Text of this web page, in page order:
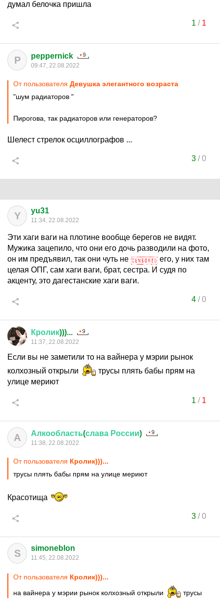
думал белочка пришла
1 / 1
P peppernick
09:47, 22.08.2022
От пользователя Девушка элегантного возраста
"шум радиаторов "
Пирогова, так радиаторов или генераторов?
Шелест стрелок осциллографов ...
3/0
Y yu31
11:34, 22.08.2022
Эти хаги ваги на плотине вообще берегов не видят.
Мужика зацепило, что они его дочь разводили на фото,
он им предъявил, так они чуть не
его, у них там
целая ОПГ, сам хаги ваги, брат, сестра. И судя по
акценту, это дагестанские хаги ваги.
4/0
Кролик)))...
11:37, 22.08.2022
Если вы не заметили то на вайнера у мэрии рынок
колхозный открыли
трусы плять бабы прям на
улице мериют
1 / 1
А Алкообласть(слава России)
11:38, 22.08.2022
От пользователя Кролик)))...
трусы плять бабы прям на улице мериют
Красотища
3/0
S simoneblon
11:45, 22.08.2022
От пользователя Кролик)))...
на вайнера у мэрии рынок колхозный открыли
трусы